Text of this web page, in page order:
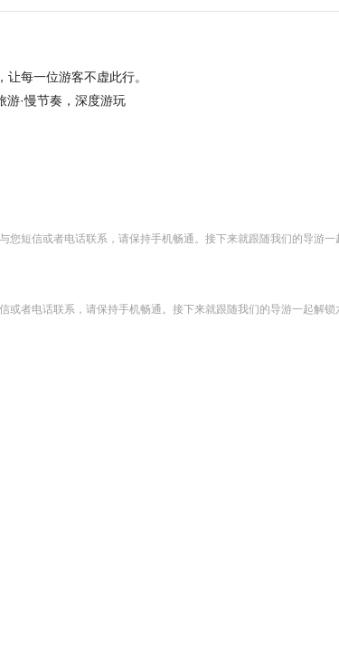
每一位游客不虚此行。
游·慢节奏，深度游玩
短信或者电话联系，请保持手机畅通。接下来就跟随我们的导游一
者电话联系，请保持手机畅通。接下来就跟随我们的导游一起解锁